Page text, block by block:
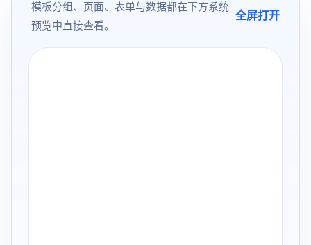
模板分组、页面、表单与数据都在下方系统
预览中直接查看。
全屏打开